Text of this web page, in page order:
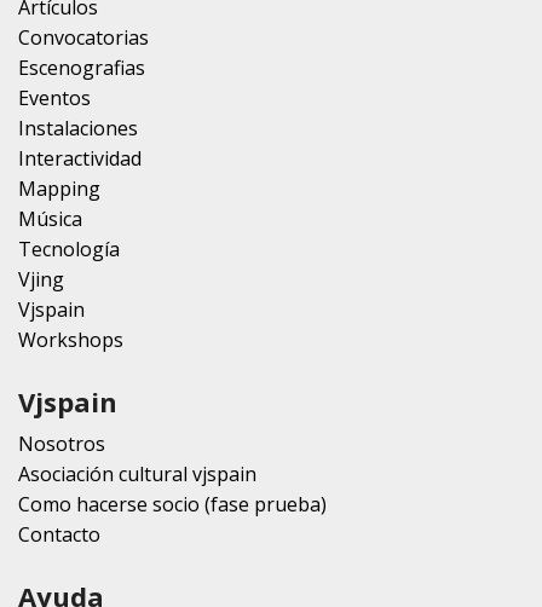
Artículos
Convocatorias
Escenografias
Eventos
Instalaciones
Interactividad
Mapping
Música
Tecnología
Vjing
Vjspain
Workshops
Vjspain
Nosotros
Asociación cultural vjspain
Como hacerse socio (fase prueba)
Contacto
Ayuda